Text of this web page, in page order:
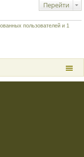
Перейти
пользователей и 1